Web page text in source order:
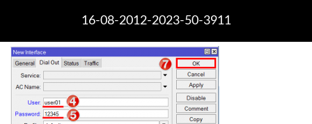
16-08-2012-2023-50-3911